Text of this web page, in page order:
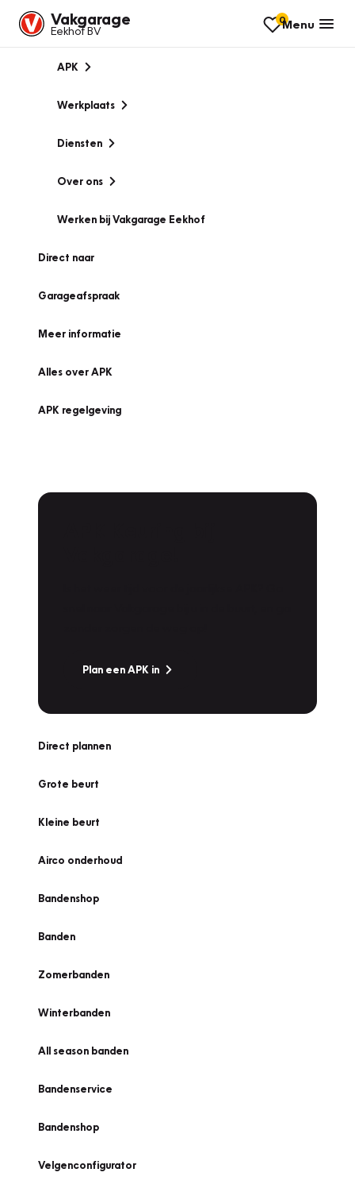
Vakgarage
Eekhof BV
0Menu
APK
Werkplaats
Diensten
Over ons
Werken bij Vakgarage Eekhof
Direct naar
Garageafspraak
Meer informatie
Alles over APK
APK regelgeving
Plan een APK in
Direct plannen
Grote beurt
Kleine beurt
Airco onderhoud
Bandenshop
Banden
Zomerbanden
Winterbanden
All season banden
Bandenservice
Bandenshop
Velgenconfigurator